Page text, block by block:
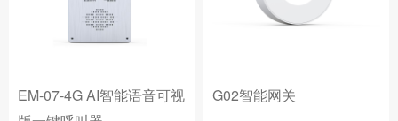
EM-07-4G AI智能语音可视
G02智能网关